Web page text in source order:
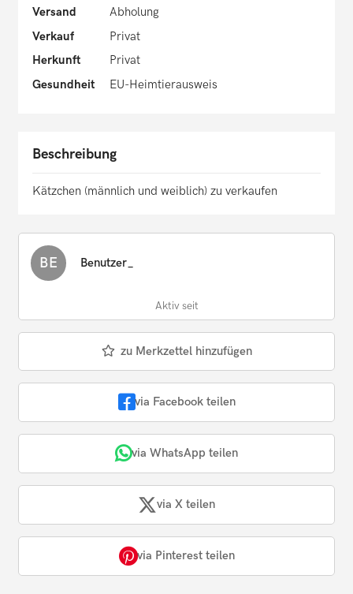
Versand
Abholung
Verkauf
Privat
Herkunft
Privat
Gesundheit
EU-Heimtierausweis
Beschreibung
Kätzchen (männlich und weiblich) zu verkaufen
BE Benutzer_
Aktiv seit
zu Merkzettel hinzufügen
via Facebook teilen
via WhatsApp teilen
via X teilen
via Pinterest teilen